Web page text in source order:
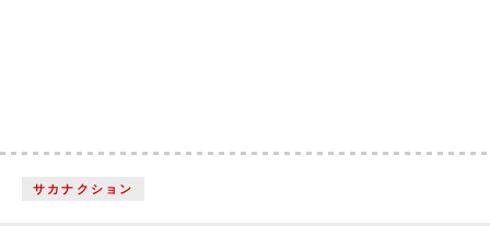
サカナクション